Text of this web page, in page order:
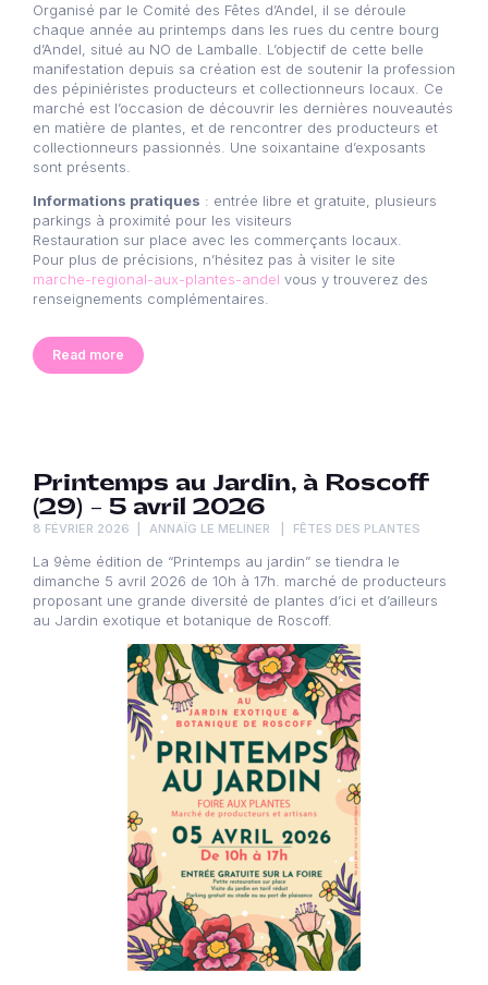
Organisé par le Comité des Fêtes d’Andel, il se déroule
chaque année au printemps dans les rues du centre bourg
d’Andel, situé au NO de Lamballe. L’objectif de cette belle
manifestation depuis sa création est de soutenir la profession
des pépiniéristes producteurs et collectionneurs locaux. Ce
marché est l’occasion de découvrir les dernières nouveautés
en matière de plantes, et de rencontrer des producteurs et
collectionneurs passionnés. Une soixantaine d’exposants
sont présents.
Informations pratiques : entrée libre et gratuite, plusieurs
parkings à proximité pour les visiteurs
Restauration sur place avec les commerçants locaux.
Pour plus de précisions, n’hésitez pas à visiter le site
marche-regional-aux-plantes-andel vous y trouverez des
renseignements complémentaires.
Read more
Printemps au Jardin, à Roscoff
(29) – 5 avril 2026
8 FÉVRIER 2026 ANNAÏG LE MELINER FÊTES DES PLANTES
La 9ème édition de “Printemps au jardin” se tiendra le
dimanche 5 avril 2026 de 10h à 17h. marché de producteurs
proposant une grande diversité de plantes d’ici et d’ailleurs
au Jardin exotique et botanique de Roscoff.